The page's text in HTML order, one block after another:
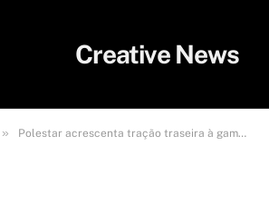
» Polestar acrescenta tração traseira à gama Polestar 3